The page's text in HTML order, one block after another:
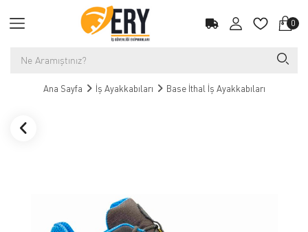
0
Ana Sayfa İş Ayakkabıları Base İthal İş Ayakkabıları